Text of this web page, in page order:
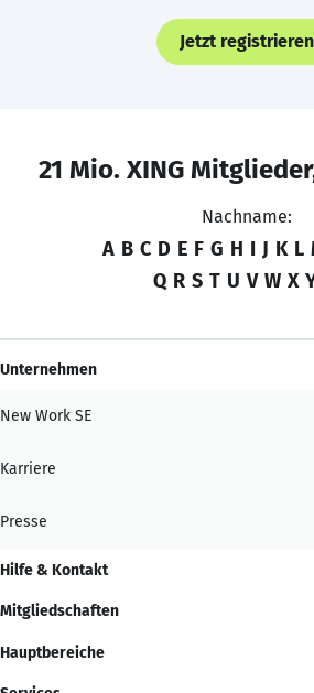
Jetzt registrieren
21 Mio. XING
Nachname:
A B C D E F G H I J K L
Q R S T U V W X
Unternehmen
New Work SE
Karriere
Presse
Hilfe & Kontakt
Mitgliedschaften
Hauptbereiche